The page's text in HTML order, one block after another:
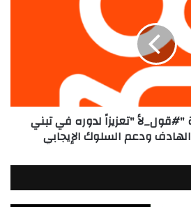
"تعزيزاً لدوره في تبني
ودعم السلوك الإيجابي